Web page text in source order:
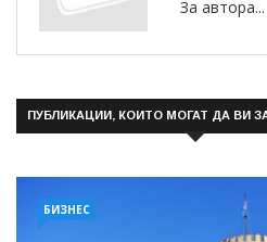
За автора...
ПУБЛИКАЦИИ, КОИТО МОГАТ ДА ВИ
БИЗНЕС